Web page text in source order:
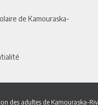
de Kamouraska-
des adultes de Kamouraska-